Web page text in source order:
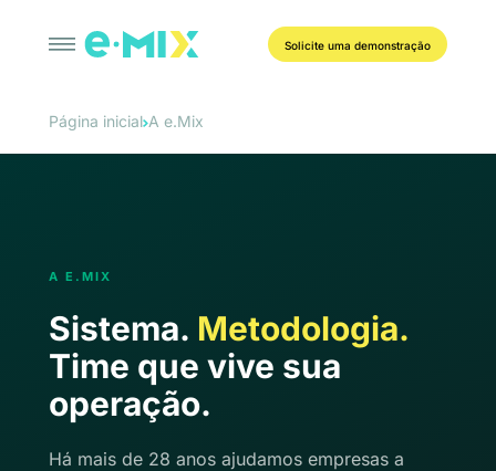
Solicite uma demonstração
Página inicial A e.Mix
A E.MIX
Sistema. Metodologia.
Time que vive sua
operação.
Há mais de 28 anos ajudamos empresas a